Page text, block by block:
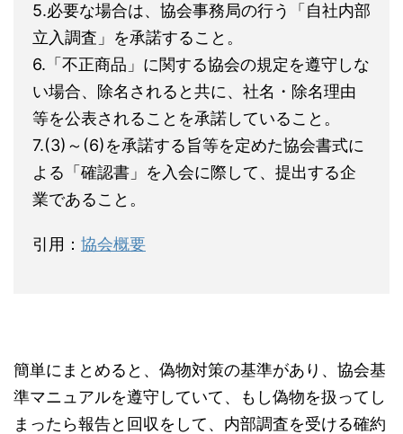
5.必要な場合は、協会事務局の行う「自社内部
立入調査」を承諾すること。
6.「不正商品」に関する協会の規定を遵守しな
い場合、除名されると共に、社名・除名理由
等を公表されることを承諾していること。
7.(3)～(6)を承諾する旨等を定めた協会書式に
よる「確認書」を入会に際して、提出する企
業であること。
引用： 協会概要
簡単にまとめると、偽物対策の基準があり、協会基
準マニュアルを遵守していて、もし偽物を扱ってし
まったら報告と回収をして、内部調査を受ける確約